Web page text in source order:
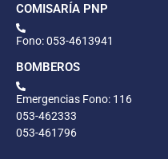
COMISARÍA PNP
Fono: 053-4613941
BOMBEROS
Emergencias Fono: 116
053-462333
053-461796